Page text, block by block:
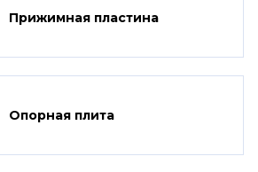
Прижимная пластина
Опорная плита